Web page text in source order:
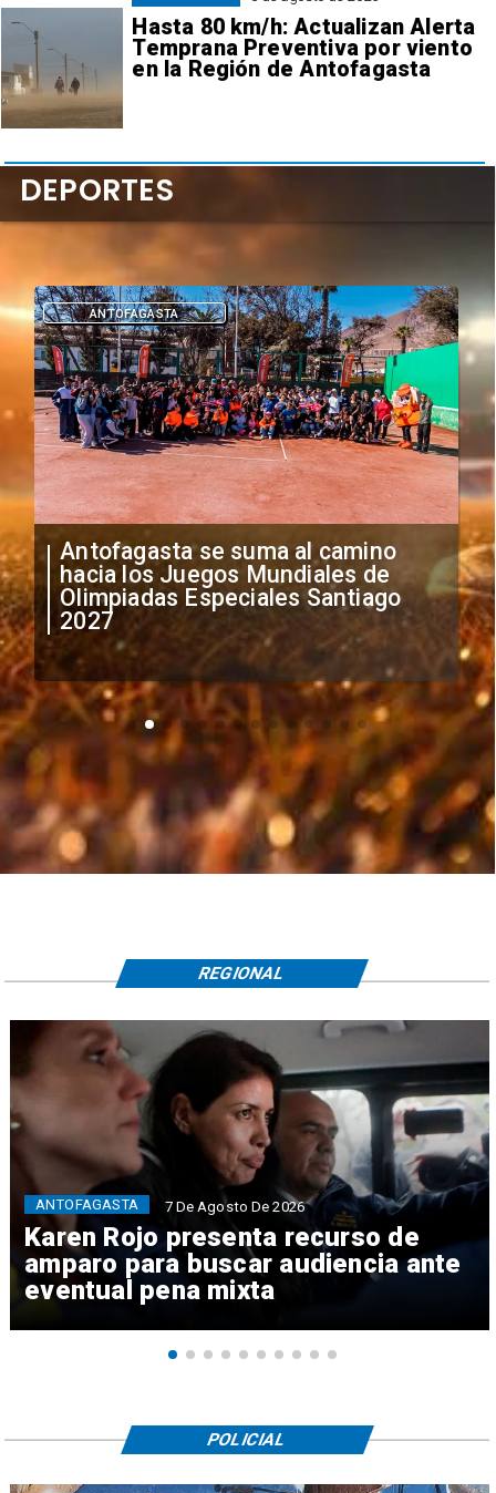
Hasta 80 km/h: Actualizan Alerta
Temprana Preventiva por viento
en la Región de Antofagasta
"Falta de profesionalismo": Sifup
anuncia medidas por situación
irregular de futbolistas
extranjeros
DEPORTES
DEPORTES
Karen Rojo presenta recurso de
amparo para buscar audiencia ante
eventual pena mixta
ANTOFAGASTA 7 De Agosto De 2026
REGIONAL
POLICIAL